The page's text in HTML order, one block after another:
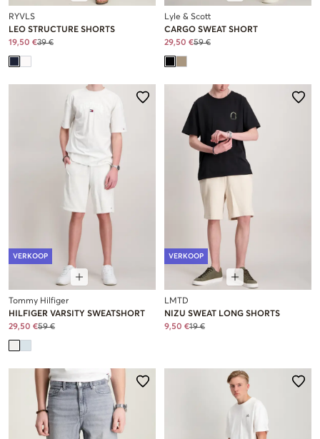
RYVLS
LEO STRUCTURE SHORTS
19,50 €39 €
Lyle & Scott
CARGO SWEAT SHORT
29,50 €59 €
VERKOOP
Tommy Hilfiger
HILFIGER VARSITY SWEATSHORT
29,50 €59 €
VERKOOP
LMTD
NIZU SWEAT LONG SHORTS
9,50 €19 €